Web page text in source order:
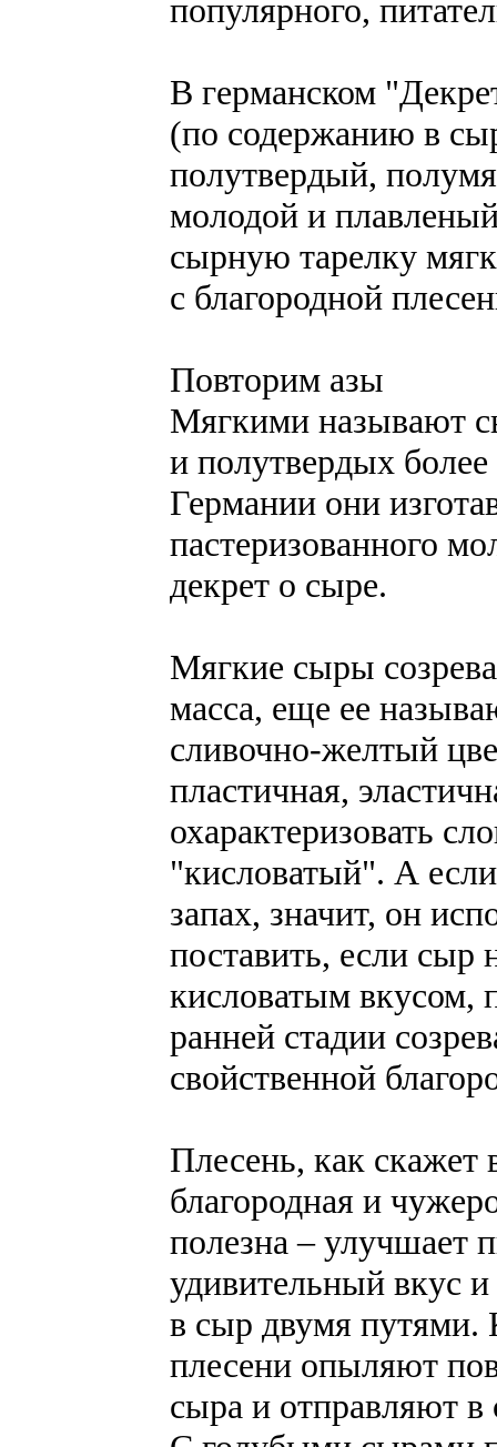
популярного,
В германском
(по содержанию в
полутвердый,
молодой и
сырную тарелку
с благородной
Повторим азы
Мягкими называют
и полутвердых
Германии они
пастеризованного
декрет о сыре.
Мягкие сыры
масса, еще ее
сливочно-желтый
пластичная,
охарактеризовать
"кисловатый". А
запах, значит, он
поставить, если сыр
кисловатым вкусом,
ранней стадии
свойственной
Плесень, как
благородная и
полезна – улучшает
удивительный вкус
в сыр двумя путями.
плесени опыляют
сыра и отправляют в